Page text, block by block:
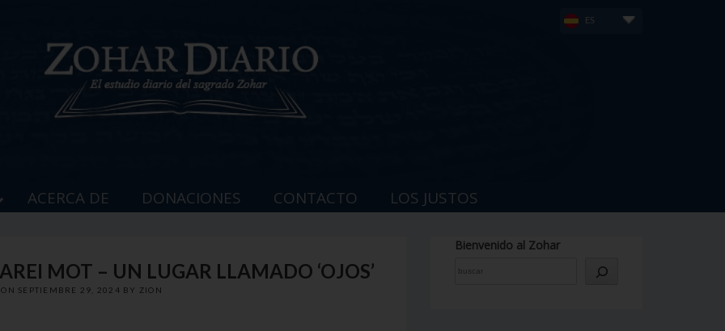
ES
ACERCA DE DONACIONES CONTACTO LOS JUSTOS
MOT – UN LUGAR LLAMADO ‘OJOS’
SEPTIEMBRE 29, 2024 BY ZION
Bienvenido al Zohar